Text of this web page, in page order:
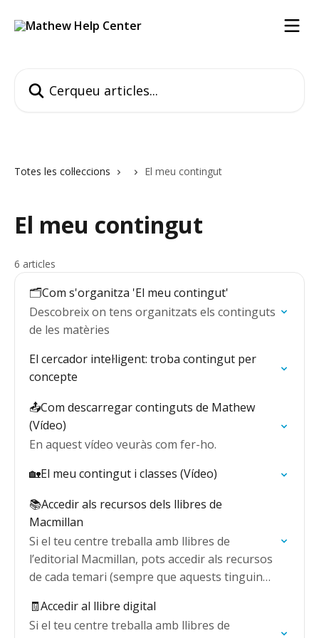
Totes les col·leccions El meu contingut
El meu contingut
6 articles
🗂️Com s'organitza 'El meu contingut'
Descobreix on tens organitzats els continguts
de les matèries
El cercador intel·ligent: troba contingut per
concepte
📤Com descarregar continguts de Mathew
(Vídeo)
En aquest vídeo veuràs com fer-ho.
🏡El meu contingut i classes (Vídeo)
📚Accedir als recursos dels llibres de
Macmillan
Si el teu centre treballa amb llibres de
l’editorial Macmillan, pots accedir als recursos
de cada temari (sempre que aquests tinguin
🧾Accedir al llibre digital
Si el teu centre treballa amb llibres de